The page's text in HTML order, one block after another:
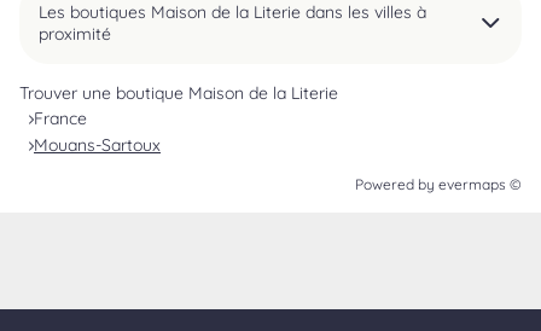
Les boutiques Maison de la Literie dans les villes à
proximité
Trouver une boutique Maison de la Literie
France
Mouans-Sartoux
Powered by evermaps ©